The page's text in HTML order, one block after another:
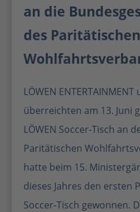
an die
des Paritätischen
LÖWEN
überreichten am 13. Juni
LÖWEN Soccer-Tisch an
Paritätischen
hatte beim 15.
dieses Jahres den ersten
Soccer-Tisch gewonnen.